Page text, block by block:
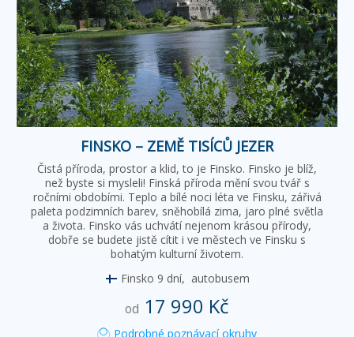
FINSKO – ZEMĚ TISÍCŮ JEZER
Čistá příroda, prostor a klid, to je Finsko. Finsko je blíž,
než byste si mysleli! Finská příroda mění svou tvář s
ročními obdobími. Teplo a bílé noci léta ve Finsku, zářivá
paleta podzimních barev, sněhobílá zima, jaro plné světla
a života. Finsko vás uchvátí nejenom krásou přírody,
dobře se budete jistě cítit i ve městech ve Finsku s
bohatým kulturní životem.
Finsko 9 dní, autobusem
od 17 990 Kč
Podrobné poznávací okruhy